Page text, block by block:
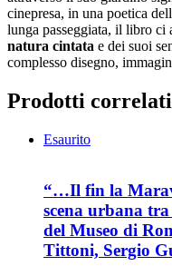
cinepresa, in una poetica
lunga passeggiata, il libro ci
natura cintata e dei suoi
complesso disegno,
Prodotti correlati
Esaurito
“…Il fin la
scena urbana tra
del Museo di
Tittoni, Sergio